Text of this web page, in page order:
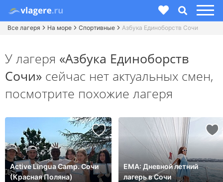
Все лагеря На море Спортивные Азбука Единоборств Сочи
У лагеря «Азбука Единоборств
Сочи» сейчас нет актуальных смен,
посмотрите похожие лагеря
Active Lingua Camp. Сочи
(Красная Поляна)
ЕМА: Дневной летний
лагерь в Сочи